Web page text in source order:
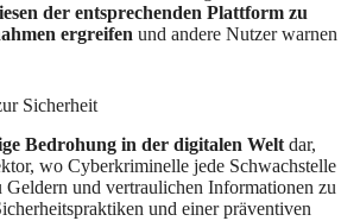
der entsprechenden Plattform zu
ergreifen und andere Nutzer warnen
Sicherheit
Bedrohung in der digitalen Welt dar,
wo Cyberkriminelle jede Schwachstelle
Geldern und vertraulichen Informationen zu
und einer präventiven